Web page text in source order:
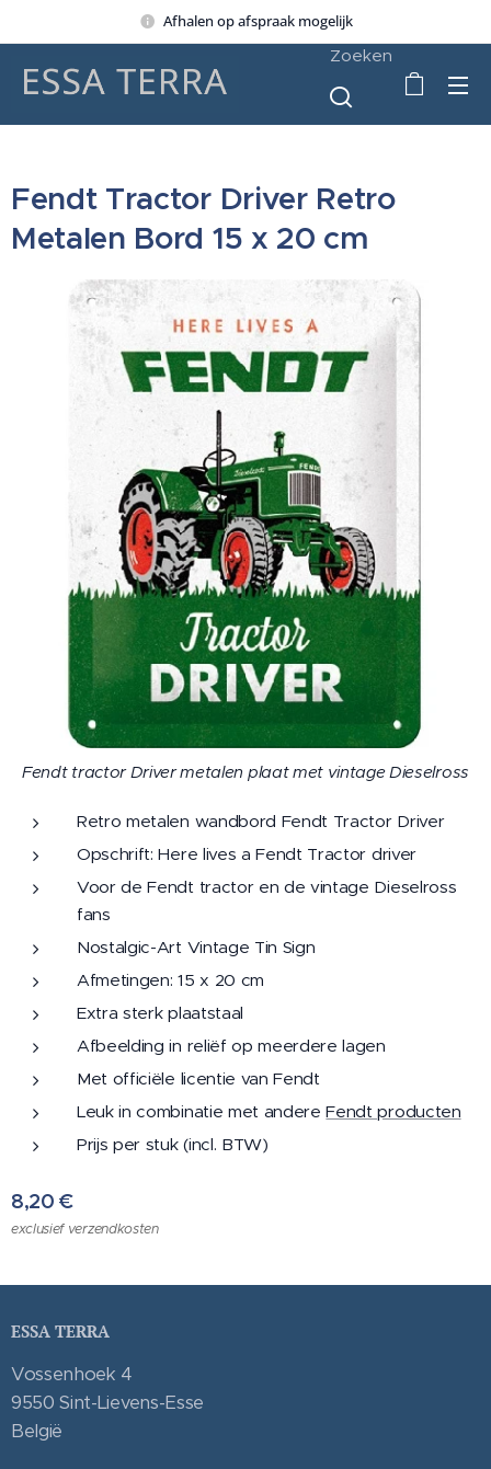
Afhalen op afspraak mogelijk
Zoeken
Fendt Tractor Driver Retro
Metalen Bord 15 x 20 cm
Fendt tractor Driver metalen plaat met vintage Dieselross
Retro metalen wandbord Fendt Tractor Driver
Opschrift: Here lives a Fendt Tractor driver
Voor de Fendt tractor en de vintage Dieselross
fans
Nostalgic-Art Vintage Tin Sign
Afmetingen: 15 x 20 cm
Extra sterk plaatstaal
Afbeelding in reliëf op meerdere lagen
Met officiële licentie van Fendt
Leuk in combinatie met andereFendt producten
Prijs per stuk (incl. BTW)
8,20 €
exclusief verzendkosten
ESSA TERRA
Vossenhoek 4
9550 Sint-Lievens-Esse
België